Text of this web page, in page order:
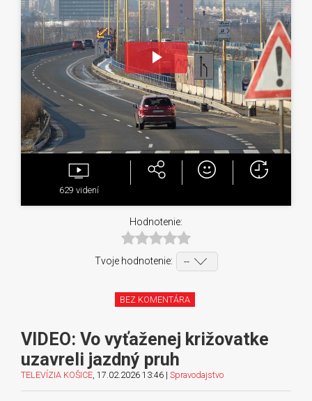
Play
Video
629videní
Hodnotenie:
Tvoje hodnotenie:
BEZ KOMENTÁRA
VIDEO: Vo vyťaženej križovatke
uzavreli jazdný pruh
TELEVÍZIA KOŠICE, 17.02.2026 13:46 | Spravodajstvo